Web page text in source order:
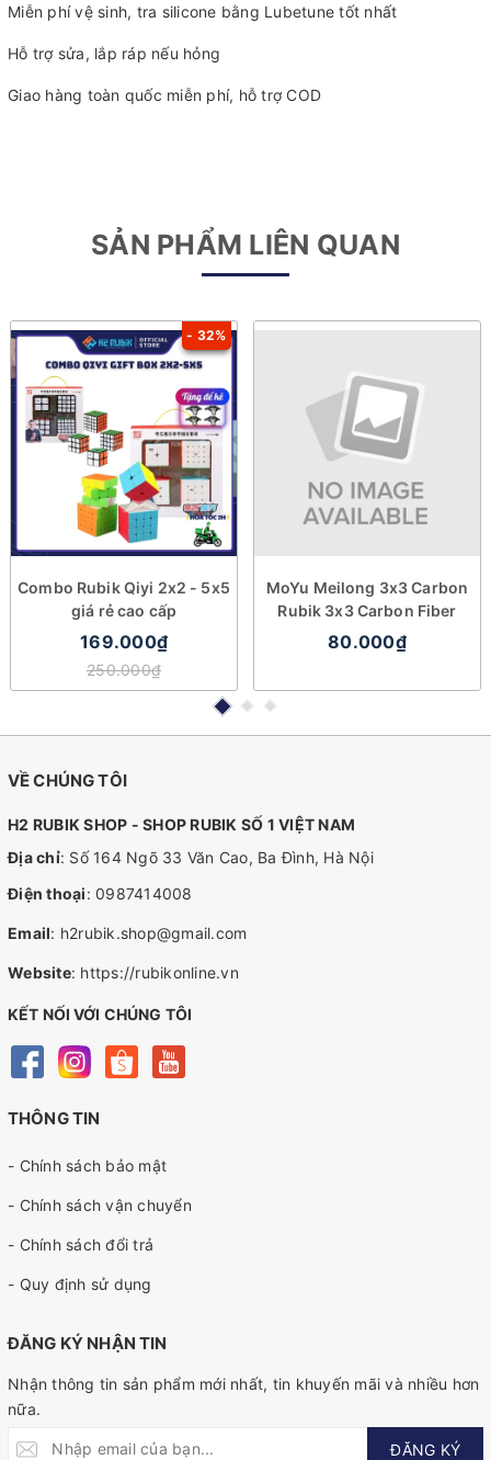
Miễn phí vệ sinh, tra silicone bằng Lubetune tốt nhất
Hỗ trợ sửa, lắp ráp nếu hỏng
Giao hàng toàn quốc miễn phí, hỗ trợ COD
SẢN PHẨM LIÊN QUAN
- 32%
Combo Rubik Qiyi 2x2 - 5x5
giá rẻ cao cấp
169.000₫
250.000₫
MoYu Meilong 3x3 Carbon
Rubik 3x3 Carbon Fiber
80.000₫
VỀ CHÚNG TÔI
H2 RUBIK SHOP - SHOP RUBIK SỐ 1 VIỆT NAM
Địa chỉ: Số 164 Ngõ 33 Văn Cao, Ba Đình, Hà Nội
Điện thoại: 0987414008
Email: h2rubik.shop@gmail.com
Website: https://rubikonline.vn
KẾT NỐI VỚI CHÚNG TÔI
THÔNG TIN
- Chính sách bảo mật
- Chính sách vận chuyển
- Chính sách đổi trả
- Quy định sử dụng
ĐĂNG KÝ NHẬN TIN
Nhận thông tin sản phẩm mới nhất, tin khuyến mãi và nhiều hơn
nữa.
ĐĂNG KÝ